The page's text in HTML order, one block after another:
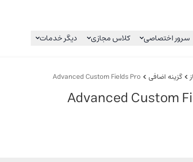
سرور اختصاصی کلاس مجازی دیگر خدمات
گزینه اضافی Advanced Custom Fields Pro